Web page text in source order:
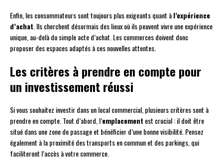
Enfin, les consommateurs sont toujours plus exigeants quant àl’expérience
d’achat . Ils cherchent désormais des lieux où ils peuvent vivre une expérience
unique, au-delà du simple acte d’achat. Les commerces doivent donc
proposer des espaces adaptés à ces nouvelles attentes.
Les critères à prendre en compte pour
un investissement réussi
Si vous souhaitez investir dans un local commercial, plusieurs critères sont à
prendre en compte. Tout d’abord, l’emplacement est crucial : il doit être
situé dans une zone de passage et bénéficier d’une bonne visibilité. Pensez
également à la proximité des transports en commun et des parkings, qui
faciliteront l’accès à votre commerce.